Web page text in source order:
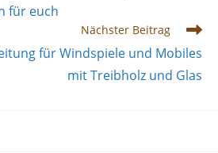
für euch
Nächster Beitrag
für Windspiele und Mobiles
mit Treibholz und Glas